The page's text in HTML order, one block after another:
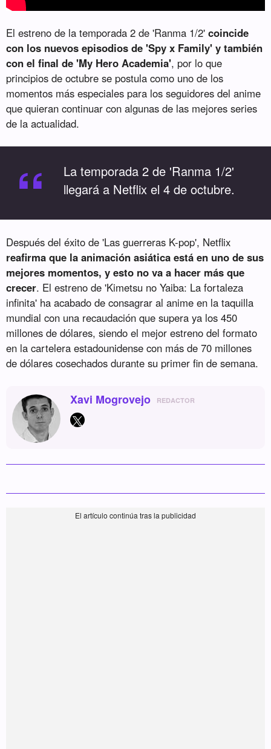
El estreno de la temporada 2 de 'Ranma 1/2'coincide
con los nuevos episodios de 'Spy x Family' y también
con el final de 'My Hero Academia', por lo que
principios de octubre se postula como uno de los
momentos más especiales para los seguidores del anime
que quieran continuar con algunas de las mejores series
de la actualidad.
“
La temporada 2 de 'Ranma 1/2'
llegará a Netflix el 4 de octubre.
Después del éxito de 'Las guerreras K-pop', Netflix
reafirma que la animación asiática está en uno de sus
mejores momentos, y esto no va a hacer más que
crecer. El estreno de 'Kimetsu no Yaiba: La fortaleza
infinita' ha acabado de consagrar al anime en la taquilla
mundial con una recaudación que supera ya los 450
millones de dólares, siendo el mejor estreno del formato
en la cartelera estadounidense con más de 70 millones
de dólares cosechados durante su primer fin de semana.
Xavi Mogrovejo REDACTOR